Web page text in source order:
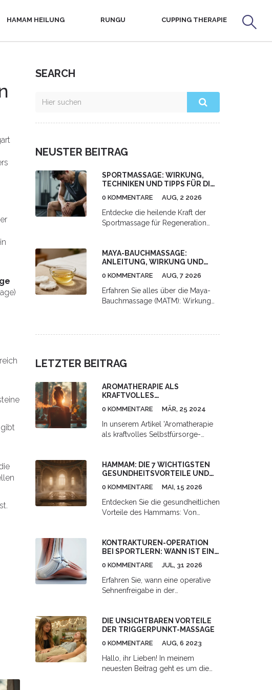
HAMAM HEILUNG RUNGU CUPPING THERAPIE
SEARCH
NEUSTER BEITRAG
SPORTMASSAGE: WIRKUNG,
TECHNIKEN UND TIPPS FÜR DIE
0 KOMMENTARE AUG, 2 2026
Entdecke die heilende Kraft der
Sportmassage für Regeneration
optimale Erholung.
MAYA-BAUCHMASSAGE:
ANLEITUNG, WIRKUNG UND
0 KOMMENTARE AUG, 7 2026
Erfahren Sie alles über die Maya-
Bauchmassage (MATM): Wirkung
LETZTER BEITRAG
AROMATHERAPIE ALS
KRAFTVOLLES
SELBSTFÜRSORGE-WERKZEUG:
EIN UMFASSENDER LEITFADEN
0 KOMMENTARE MÄR, 25 2024
In unserem Artikel 'Aromatherapie
als kraftvolles Selbstfürsorge-
Aromatherapie in Ihr
Selbstfürsorgeprogramm integriert
werden kann, um Ihr Wohlbefinden
tauchen tief in die Welt der
ätherischen Öle ein und erkunden,
geistigen, emotionalen und
können. Durch praktische Tipps
und fundierte Informationen zielen
wir darauf ab, Ihnen ein nützliches
einem ausgeglichenen und
gesunden Lebensstil unterstützt.
HAMMAM: DIE 7 WICHTIGSTEN
GESUNDHEITSVORTEILE UND
0 KOMMENTARE MAI, 15 2026
Entdecken Sie die gesundheitlichen
Vorteile des Hammams: Von
Erfahren Sie, wie Sie das
traditionelle Dampfbad richtig
nutzen.
KONTRAKTUREN-OPERATION
BEI SPORTLERN: WANN IST EINE
0 KOMMENTARE JUL, 31 2026
Erfahren Sie, wann eine operative
Sehnenfreigabe in der
kritische Rehabilitation bei
Sehnenkontrakturen.
DIE UNSICHTBAREN VORTEILE
DER TRIGGERPUNKT-MASSAGE
0 KOMMENTARE AUG, 6 2023
Hallo, ihr Lieben! In meinem
neuesten Beitrag geht es um die